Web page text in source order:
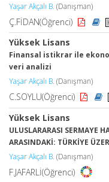
Yaşar Akçalı B. (Danışman)
Ç.FİDAN(Öğrenci)
Yüksek Lisans
Finansal istikrar ile
veri analizi
Yaşar Akçalı B. (Danışman)
C.SOYLU(Öğrenci)
Yüksek Lisans
ULUSLARARASI SERMAYE
ARASINDAKİ: TÜRKİYE
Yaşar Akçalı B. (Danışman)
F.JAFARLİ(Öğrenci)